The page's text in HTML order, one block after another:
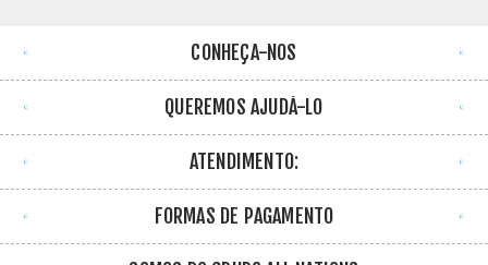
CONHEÇA-NOS
QUEREMOS AJUDÁ-LO
ATENDIMENTO:
FORMAS DE PAGAMENTO